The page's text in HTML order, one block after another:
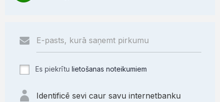
Es piekrītu lietošanas noteikumiem
Identificē sevi caur savu internetbanku